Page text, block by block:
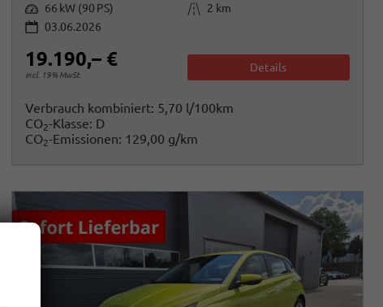
Leistung 66 kW (90 PS) Kilometerstand
2 km
03.06.2026
19.190,– €
incl. 19% MwSt.
Details
Verbrauch kombiniert: 5,70 l/100km
CO2-Klasse: D
CO2-Emissionen: 129,00 g/km